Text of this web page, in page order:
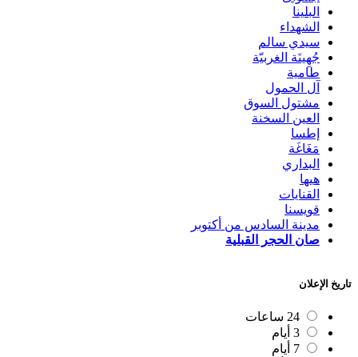
البلينا
الشهداء
سيدي سالم
جُهِينَة الغربيّة
طامية
آل الحمول
مشتول السوق
العين السخنة
إطسا
مَغَاغَة
البداري
هيها
القنايات
قويسنا
مدينة السادس من أكتوبر
صان الحجر القبلية
تاريخ الإعلان
24 ساعات
3 أيام
7 أيام